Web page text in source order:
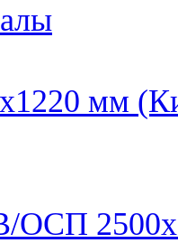
мм
ОСП